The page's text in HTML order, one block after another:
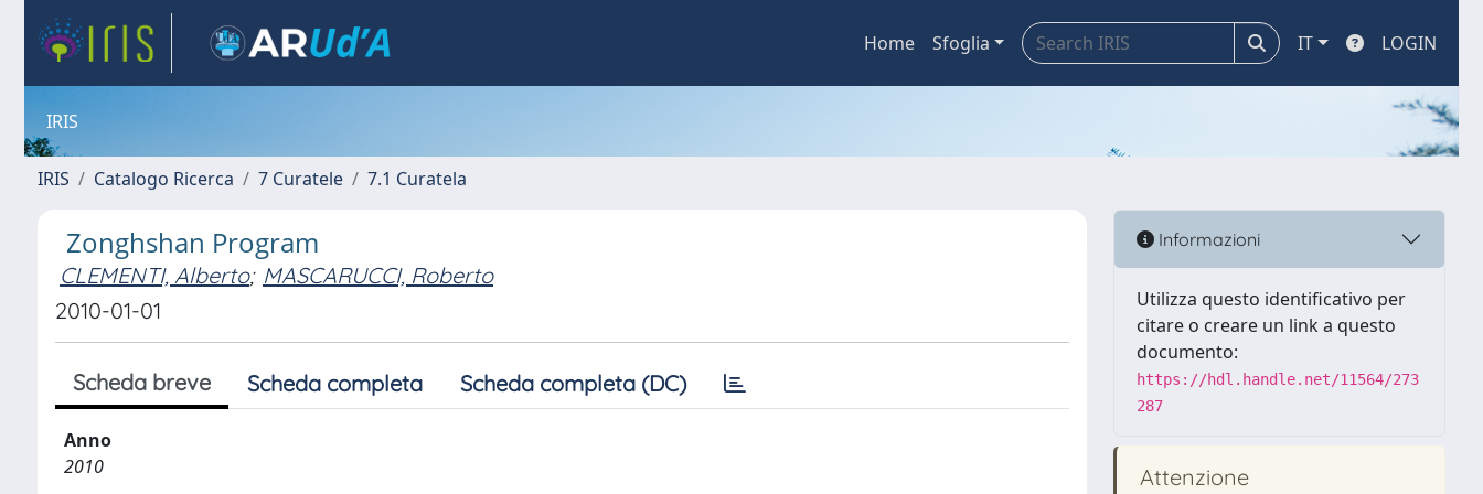
Home Sfoglia IT LOGIN
IRIS
IRIS Catalogo Ricerca 7 Curatele 7.1 Curatela
Zonghshan Program
CLEMENTI, Alberto; MASCARUCCI, Roberto
2010-01-01
Scheda breve Scheda completa Scheda completa (DC)
Anno
2010
Informazioni
Utilizza questo identificativo per
citare o creare un link a questo
documento:
https://hdl.handle.net/11564/273
287
Attenzione